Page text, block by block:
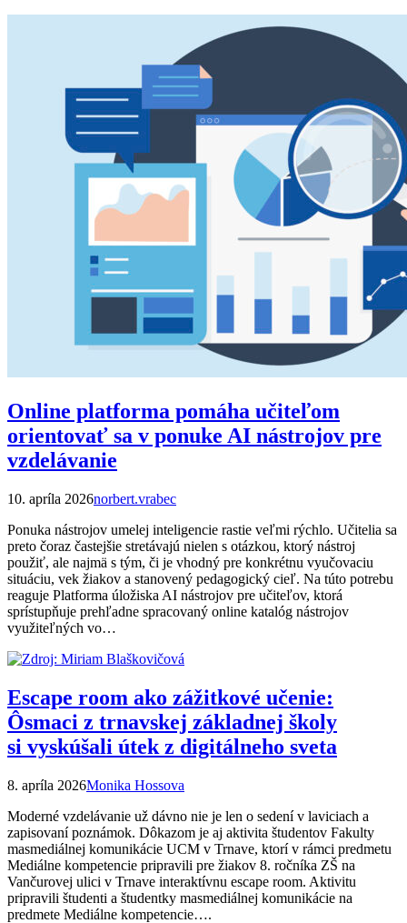
Online platforma pomáha učiteľom
orientovať sa v ponuke AI nástrojov pre
vzdelávanie
10. apríla 2026norbert.vrabec
Ponuka nástrojov umelej inteligencie rastie veľmi rýchlo. Učitelia sa
preto čoraz častejšie stretávajú nielen s otázkou, ktorý nástroj
použiť, ale najmä s tým, či je vhodný pre konkrétnu vyučovaciu
situáciu, vek žiakov a stanovený pedagogický cieľ. Na túto potrebu
reaguje Platforma úložiska AI nástrojov pre učiteľov, ktorá
sprístupňuje prehľadne spracovaný online katalóg nástrojov
využiteľných vo…
Escape room ako zážitkové učenie:
Ôsmaci z trnavskej základnej školy
si vyskúšali útek z digitálneho sveta
8. apríla 2026Monika Hossova
Moderné vzdelávanie už dávno nie je len o sedení v laviciach a
zapisovaní poznámok. Dôkazom je aj aktivita študentov Fakulty
masmediálnej komunikácie UCM v Trnave, ktorí v rámci predmetu
Mediálne kompetencie pripravili pre žiakov 8. ročníka ZŠ na
Vančurovej ulici v Trnave interaktívnu escape room. Aktivitu
pripravili študenti a študentky masmediálnej komunikácie na
predmete Mediálne kompetencie….